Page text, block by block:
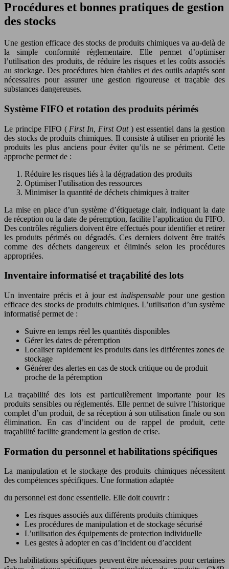
Procédures et bonnes pratiques de gestion
des stocks
Une gestion efficace des stocks de produits chimiques va au-delà de
la simple conformité réglementaire. Elle permet d’optimiser
l’utilisation des produits, de réduire les risques et les coûts associés
au stockage. Des procédures bien établies et des outils adaptés sont
nécessaires pour assurer une gestion rigoureuse et traçable des
substances dangereuses.
Système FIFO et rotation des produits périmés
Le principe FIFO ( First In, First Out ) est essentiel dans la gestion
des stocks de produits chimiques. Il consiste à utiliser en priorité les
produits les plus anciens pour éviter qu’ils ne se périment. Cette
approche permet de :
Réduire les risques liés à la dégradation des produits
Optimiser l’utilisation des ressources
Minimiser la quantité de déchets chimiques à traiter
La mise en place d’un système d’étiquetage clair, indiquant la date
de réception ou la date de péremption, facilite l’application du FIFO.
Des contrôles réguliers doivent être effectués pour identifier et retirer
les produits périmés ou dégradés. Ces derniers doivent être traités
comme des déchets dangereux et éliminés selon les procédures
appropriées.
Inventaire informatisé et traçabilité des lots
Un inventaire précis et à jour est indispensable pour une gestion
efficace des stocks de produits chimiques. L’utilisation d’un système
informatisé permet de :
Suivre en temps réel les quantités disponibles
Gérer les dates de péremption
Localiser rapidement les produits dans les différentes zones de
stockage
Générer des alertes en cas de stock critique ou de produit
proche de la péremption
La traçabilité des lots est particulièrement importante pour les
produits sensibles ou réglementés. Elle permet de suivre l’historique
complet d’un produit, de sa réception à son utilisation finale ou son
élimination. En cas d’incident ou de rappel de produit, cette
traçabilité facilite grandement la gestion de crise.
Formation du personnel et habilitations spécifiques
La manipulation et le stockage des produits chimiques nécessitent
des compétences spécifiques. Une formation adaptée
du personnel est donc essentielle. Elle doit couvrir :
Les risques associés aux différents produits chimiques
Les procédures de manipulation et de stockage sécurisé
L’utilisation des équipements de protection individuelle
Les gestes à adopter en cas d’incident ou d’accident
Des habilitations spécifiques peuvent être nécessaires pour certaines